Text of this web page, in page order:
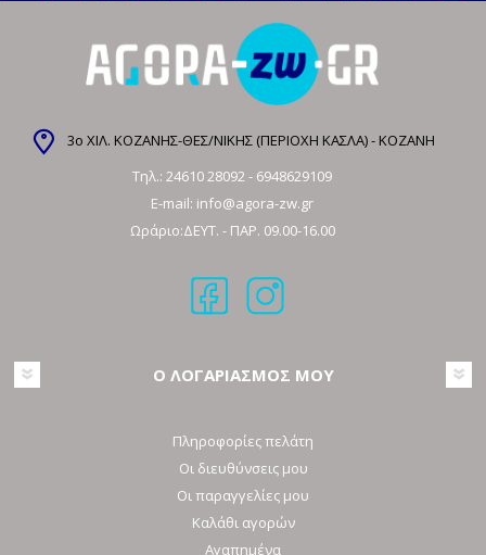
3ο ΧΙΛ. ΚΟΖΑΝΗΣ-ΘΕΣ/ΝΙΚΗΣ (ΠΕΡΙΟΧΗ ΚΑΣΛΑ) - ΚΟΖΑΝΗ
Τηλ.: 24610 28092 - 6948629109
E-mail: info@agora-zw.gr
Ωράριο:ΔΕΥΤ. - ΠΑΡ. 09.00-16.00
Ο ΛΟΓΑΡΙΑΣΜΟΣ ΜΟΥ
Πληροφορίες πελάτη
Οι διευθύνσεις μου
Οι παραγγελίες μου
Καλάθι αγορών
Αγαπημένα